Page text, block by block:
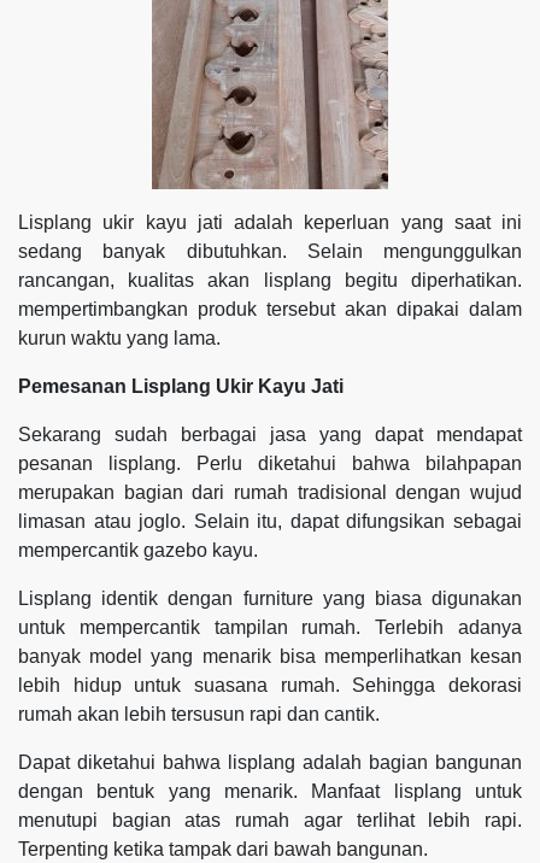
Lisplang ukir kayu jati adalah keperluan yang saat ini
sedang banyak dibutuhkan. Selain mengunggulkan
rancangan, kualitas akan lisplang begitu diperhatikan.
mempertimbangkan produk tersebut akan dipakai dalam
kurun waktu yang lama.
Pemesanan Lisplang Ukir Kayu Jati
Sekarang sudah berbagai jasa yang dapat mendapat
pesanan lisplang. Perlu diketahui bahwa bilahpapan
merupakan bagian dari rumah tradisional dengan wujud
limasan atau joglo. Selain itu, dapat difungsikan sebagai
mempercantik gazebo kayu.
Lisplang identik dengan furniture yang biasa digunakan
untuk mempercantik tampilan rumah. Terlebih adanya
banyak model yang menarik bisa memperlihatkan kesan
lebih hidup untuk suasana rumah. Sehingga dekorasi
rumah akan lebih tersusun rapi dan cantik.
Dapat diketahui bahwa lisplang adalah bagian bangunan
dengan bentuk yang menarik. Manfaat lisplang untuk
menutupi bagian atas rumah agar terlihat lebih rapi.
Terpenting ketika tampak dari bawah bangunan.